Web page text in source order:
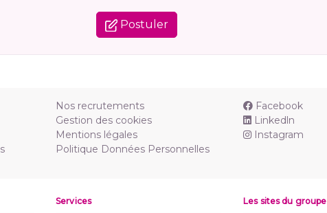
Postuler
Nos recrutements
Gestion des cookies
Mentions légales
Politique Données Personnelles
Facebook
Linkedln
Instagram
Services Les sites du groupe